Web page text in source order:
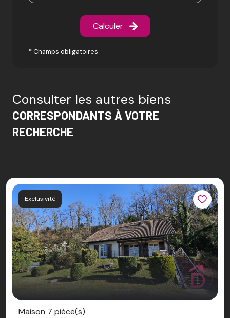
Calculer
* Champs obligatoires
Consulter les autres biens
CORRESPONDANTS À VOTRE
RECHERCHE
Exclusivité
Maison 7 pièce(s)